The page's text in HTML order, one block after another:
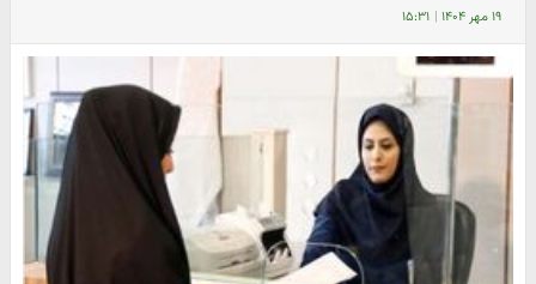
۱۹ مهر ۱۴۰۴ | ۱۵:۳۱